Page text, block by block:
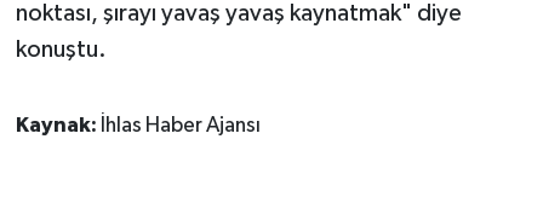
noktası, şırayı yavaş yavaş kaynatmak" diye
konuştu.
Kaynak: İhlas Haber Ajansı